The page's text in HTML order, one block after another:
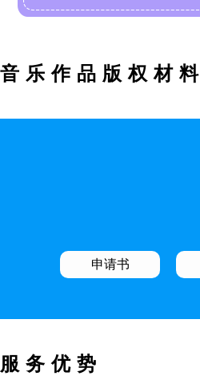
音乐作品版权材料
申请书
服务优势